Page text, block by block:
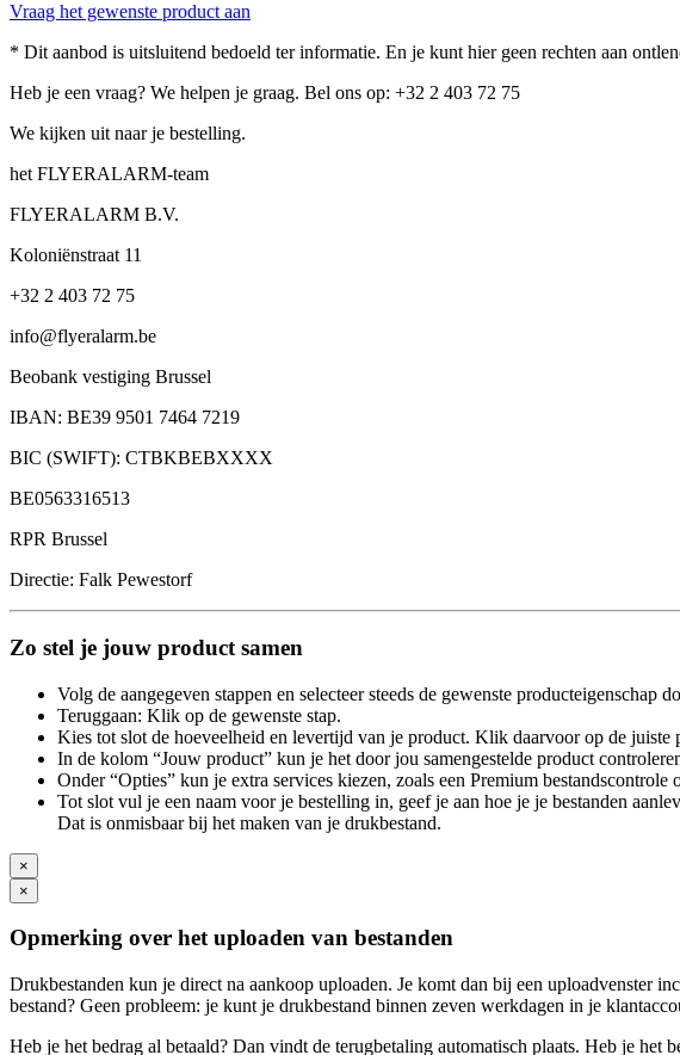
Vraag het gewenste product aan
* Dit aanbod is uitsluitend bedoeld ter informatie. En je kunt hier geen rechten aan
Heb je een vraag? We helpen je graag. Bel ons op: +32 2 403 72 75
We kijken uit naar je bestelling.
het FLYERALARM-team
FLYERALARM B.V.
Koloniënstraat 11
+32 2 403 72 75
info@flyeralarm.be
Beobank vestiging Brussel
IBAN: BE39 9501 7464 7219
BIC (SWIFT): CTBKBEBXXXX
BE0563316513
RPR Brussel
Directie: Falk Pewestorf
Zo stel je jouw product samen
Volg de aangegeven stappen en selecteer steeds de gewenste producteigenschap
Teruggaan: Klik op de gewenste stap.
Kies tot slot de hoeveelheid en levertijd van je product. Klik daarvoor op de
In de kolom “Jouw product” kun je het door jou samengestelde product
Onder “Opties” kun je extra services kiezen, zoals een Premium
Tot slot vul je een naam voor je bestelling in, geef je aan hoe je je bestanden
Dat is onmisbaar bij het maken van je drukbestand.
×
×
Opmerking over het uploaden van bestanden
Drukbestanden kun je direct na aankoop uploaden. Je komt dan bij een uploadvenster
bestand? Geen probleem: je kunt je drukbestand binnen zeven werkdagen in je
Heb je het bedrag al betaald? Dan vindt de terugbetaling automatisch plaats. Heb je